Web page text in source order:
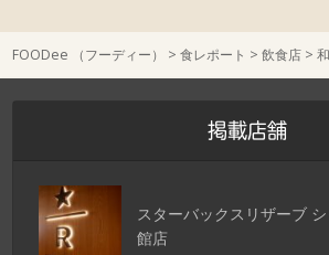
FOODee （フーディー） >食レポート >飲食店 >
掲載店舗
スターバックスリザーブ
館店